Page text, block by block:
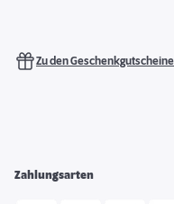
Zu den
Zahlungsarten